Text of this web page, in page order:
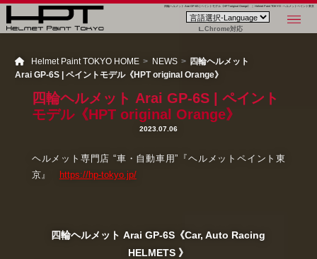
四輪ヘルメット Arai GP-6S | ペイントモデル《HPT original Orange》 ｜ Helmet Paint TOKYO - ヘルメットペイント東京
Chrome対応
Helmet Paint TOKYO HOME NEWS
四輪ヘルメット
Arai GP-6S | ペイントモデル《HPT original Orange》
四輪ヘルメット Arai GP-6S | ペイント
モデル《HPT original Orange》
2023.07.06
ヘルメット専門店 “車・自動車用”『ヘルメットペイント東
京』
https://hp-tokyo.jp/
四輪ヘルメット Arai GP-6S《Car, Auto Racing
HELMETS 》